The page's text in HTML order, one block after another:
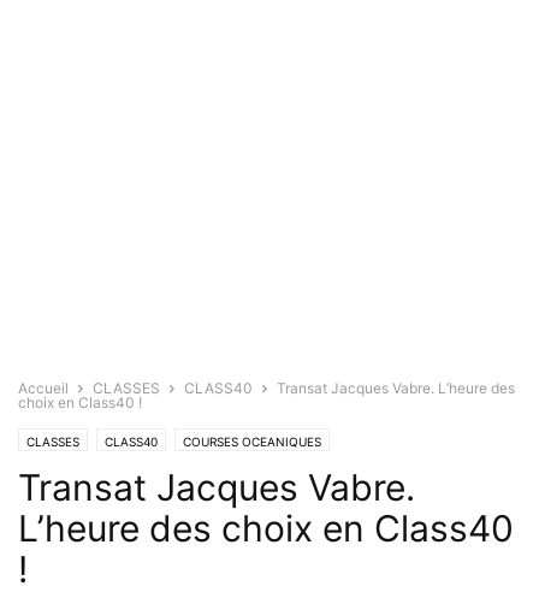
Accueil CLASSES CLASS40
Transat Jacques Vabre. L’heure des
choix en Class40 !
CLASSES CLASS40 COURSES OCEANIQUES
Transat Jacques Vabre / Café l'Or
Transat Jacques Vabre.
L’heure des choix en Class40
!